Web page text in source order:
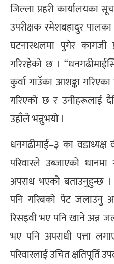
जिल्ला प्रहरी कार्यालयका
उपरीक्षक रमेशबहादुर
घटनास्थलमा पुगेर कागजी
गरिरहेको छ ।
कुर्वा गाउँका आशङ्का
गरिएको छ र उनीहरूलाई
उहाँले भन्नुभयो ।
धनगढीमाई–३ का वडाध्यक्ष
परिवारले उब्जाएको
अपराध भएको बताउनुहुन्छ
पनि गरिबको पेट जलाउनु
रिसइवी भए पनि खाने अन्न
भए पनि अपराधी पत्ता
परिवारलाई उचित क्षतिपूर्ति